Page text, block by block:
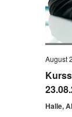
August
Halle,